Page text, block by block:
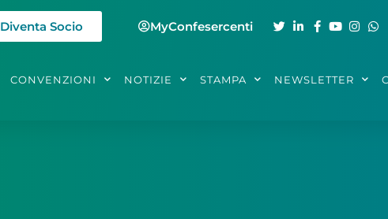
Diventa Socio MyConfesercenti
CONVENZIONI NOTIZIE STAMPA NEWSLETTER